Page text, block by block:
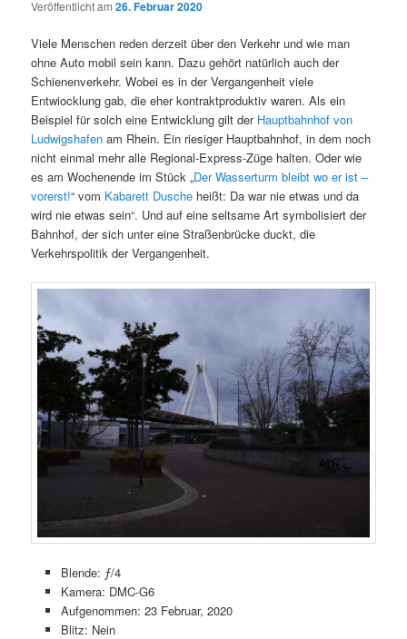
Veröffentlicht am26. Februar 2020
Viele Menschen reden derzeit über den Verkehr und wie man
ohne Auto mobil sein kann. Dazu gehört natürlich auch der
Schienenverkehr. Wobei es in der Vergangenheit viele
Entwiocklung gab, die eher kontraktproduktiv waren. Als ein
Beispiel für solch eine Entwicklung gilt der Hauptbahnhof von
Ludwigshafen am Rhein. Ein riesiger Hauptbahnhof, in dem noch
nicht einmal mehr alle Regional-Express-Züge halten. Oder wie
es am Wochenende im Stück „Der Wasserturm bleibt wo er ist –
vorerst!“ vom Kabarett Dusche heißt: Da war nie etwas und da
wird nie etwas sein“. Und auf eine seltsame Art symbolisiert der
Bahnhof, der sich unter eine Straßenbrücke duckt, die
Verkehrspolitik der Vergangenheit.
Blende: ƒ/4
Kamera: DMC-G6
Aufgenommen: 23 Februar, 2020
Blitz: Nein